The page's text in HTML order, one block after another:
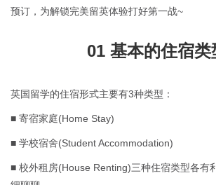
预订，为解锁完美留英体验打好第一战~
01 基本的住宿类
英国留学的住宿形式主要有3种类型：
■ 寄宿家庭(Home Stay)
■ 学校宿舍(Student Accommodation)
■ 校外租房(House Renting)三种住宿类型各有